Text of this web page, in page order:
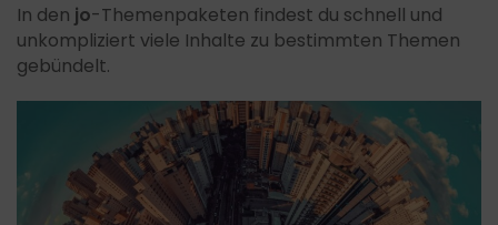
In den jo-Themenpaketen findest du schnell und
unkompliziert viele Inhalte zu bestimmten Themen
gebündelt.